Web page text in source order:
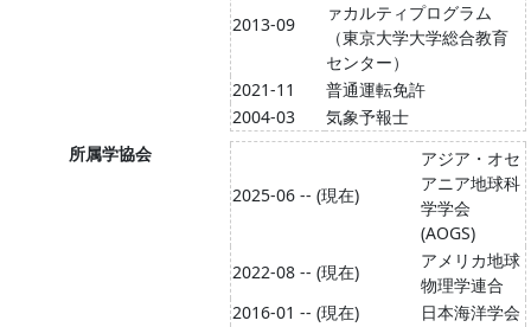
2013-09
ァカルティプログラム
（東京大学大学総合教育
センター）
2021-11
普通運転免許
2004-03
気象予報士
所属学協会
2025-06 -- (現在)
アジア・オセ
アニア地球科
学学会
(AOGS)
2022-08 -- (現在)
アメリカ地球
物理学連合
2016-01 -- (現在)
日本海洋学会